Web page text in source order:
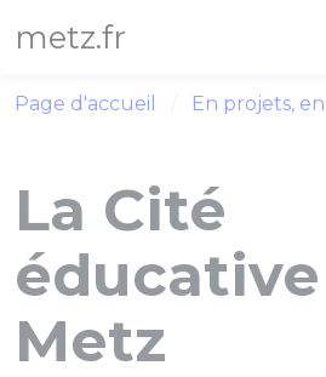
metz.fr
Page d'accueil En projets,
La Cité
Metz